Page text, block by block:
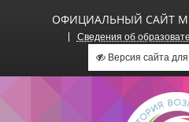
ОФИЦИАЛЬНЫЙ САЙТ
Сведения об
Версия сайта